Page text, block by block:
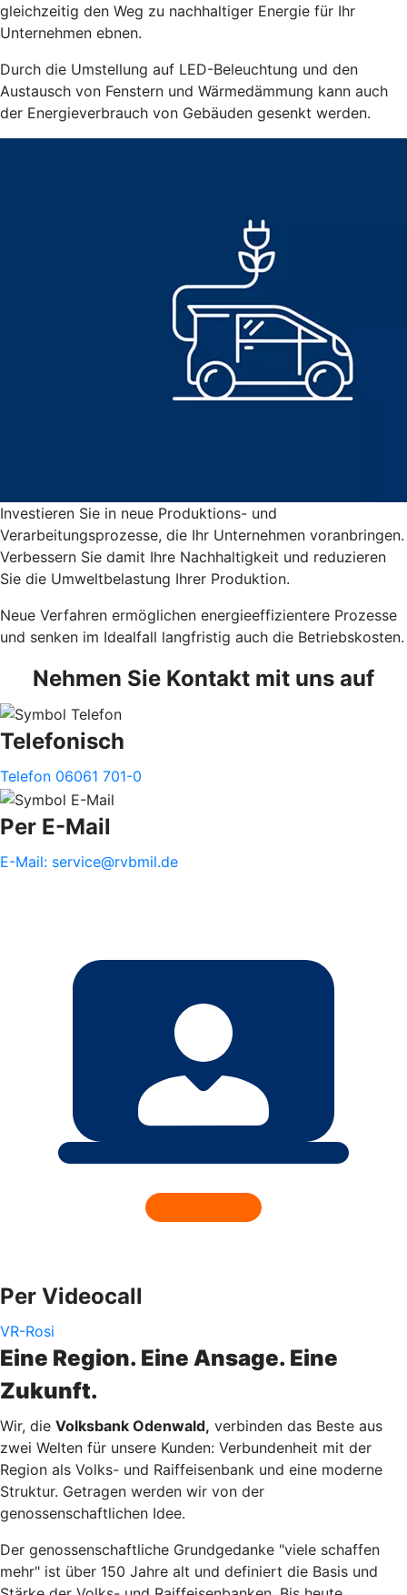
gleichzeitig den Weg zu nachhaltiger Energie für Ihr
Unternehmen ebnen.
Durch die Umstellung auf LED-Beleuchtung und den
Austausch von Fenstern und Wärmedämmung kann auch
der Energieverbrauch von Gebäuden gesenkt werden.
Investieren Sie in neue Produktions- und
Verarbeitungsprozesse, die Ihr Unternehmen voranbringen.
Verbessern Sie damit Ihre Nachhaltigkeit und reduzieren
Sie die Umweltbelastung Ihrer Produktion.
Neue Verfahren ermöglichen energieeffizientere Prozesse
und senken im Idealfall langfristig auch die Betriebskosten.
Nehmen Sie Kontakt mit uns auf
Telefonisch
Telefon 06061 701-0
Per E-Mail
E-Mail: service@rvbmil.de
Per Videocall
VR-Rosi
Eine Region. Eine Ansage. Eine
Zukunft.
Wir, die Volksbank Odenwald, verbinden das Beste aus
zwei Welten für unsere Kunden: Verbundenheit mit der
Region als Volks- und Raiffeisenbank und eine moderne
Struktur. Getragen werden wir von der
genossenschaftlichen Idee.
Der genossenschaftliche Grundgedanke "viele schaffen
mehr" ist über 150 Jahre alt und definiert die Basis und